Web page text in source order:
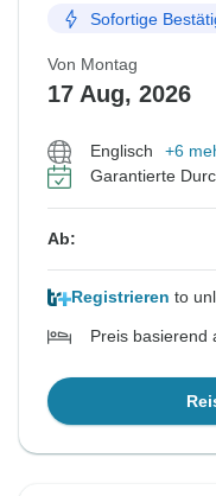
Sofortige
Von Montag
17 Aug, 2026
Englisch
+6
Garantierte
Ab:
Registrieren to
Preis basierend